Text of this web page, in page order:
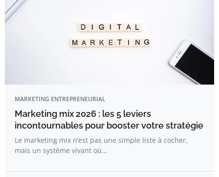
MARKETING ENTREPRENEURIAL
Marketing mix 2026 : les 5 leviers
incontournables pour booster votre stratégie
Le marketing mix n’est pas une simple liste à cocher,
mais un système vivant où…